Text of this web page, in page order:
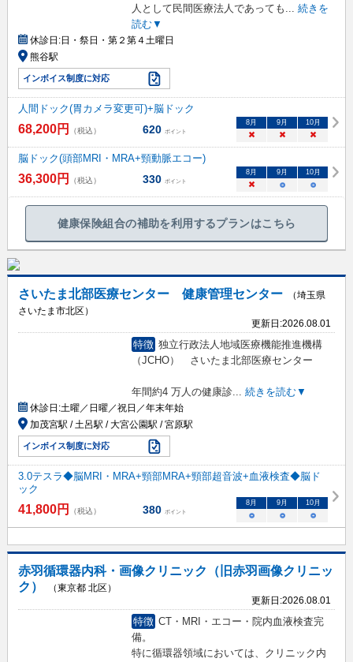
人として民間医療法人であっても
続きを
読む▼
休診日:日・祭日・第２第４土曜日
熊谷駅
インボイス制度に対応
人間ドック(胃カメラ変更可)+脳ドック
68,200円 （税込） 620 ポイント
8 月 9 月 10月
× × ×
脳ドック(頭部MRI・MRA+頸動脈エコー)
36,300円 （税込） 330 ポイント
8 月 9 月 10月
× ○ ○
健康保険組合の補助を利用するプランはこちら
さいたま北部医療センター 健康管理センター
（埼玉県
さいたま市北区）
更新日:2026.08.01
特徴 独立行政法人地域医療機能推進機構
（JCHO） さいたま北部医療センター
年間約4 万人の健康診... 続きを読む▼
休診日:土曜／日曜／祝日／年末年始
加茂宮駅 / 土呂駅 / 大宮公園駅 / 宮原駅
インボイス制度に対応
3.0テスラ◆脳MRI・MRA+頸部MRA+頸部超音波+血液検査◆脳ド
ック
41,800円 （税込） 380 ポイント
8 月 9 月 10月
○ ○ ○
赤羽循環器内科・画像クリニック（旧赤羽画像クリニッ
ク）
（東京都 北区）
更新日:2026.08.01
特徴 CT・MRI・エコー・院内血液検査完
備。
特に循環器領域においては、クリニック内